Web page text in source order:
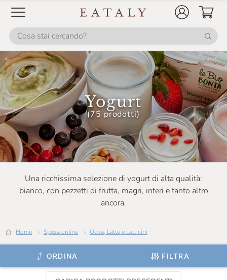
Yogurt
(75 prodotti)
Una ricchissima selezione di yogurt di alta qualità:
bianco, con pezzetti di frutta, magri, interi e tanto altro
ancora.
Home Spesa online Uova, Latte e Latticini
ORDINA FILTRA